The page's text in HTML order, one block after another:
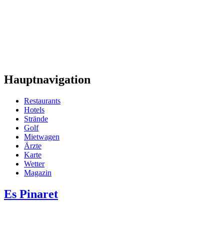
Hauptnavigation
Restaurants
Hotels
Strände
Golf
Mietwagen
Ärzte
Karte
Wetter
Magazin
Es Pinaret